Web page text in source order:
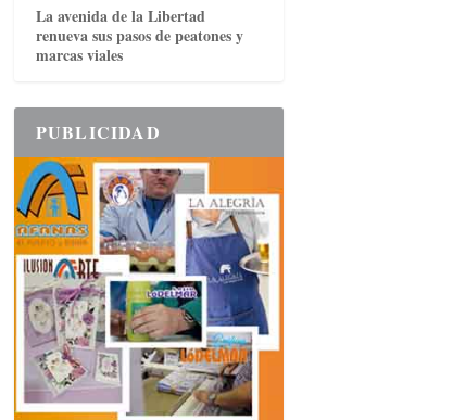
La avenida de la Libertad
renueva sus pasos de peatones y
marcas viales
PUBLICIDAD